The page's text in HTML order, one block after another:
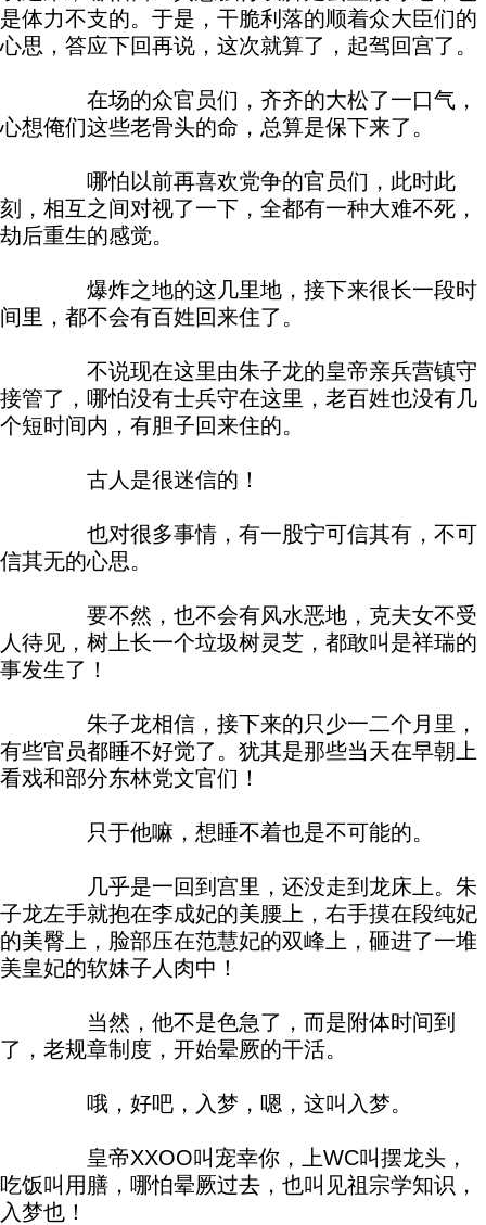
是体力不支的。于是，干脆利落的顺着众大臣们的
心思，答应下回再说，这次就算了，起驾回宫了。
在场的众官员们，齐齐的大松了一口气，
心想俺们这些老骨头的命，总算是保下来了。
哪怕以前再喜欢党争的官员们，此时此
刻，相互之间对视了一下，全都有一种大难不死，
劫后重生的感觉。
爆炸之地的这几里地，接下来很长一段时
间里，都不会有百姓回来住了。
不说现在这里由朱子龙的皇帝亲兵营镇守
接管了，哪怕没有士兵守在这里，老百姓也没有几
个短时间内，有胆子回来住的。
古人是很迷信的！
也对很多事情，有一股宁可信其有，不可
信其无的心思。
要不然，也不会有风水恶地，克夫女不受
人待见，树上长一个垃圾树灵芝，都敢叫是祥瑞的
事发生了！
朱子龙相信，接下来的只少一二个月里，
有些官员都睡不好觉了。犹其是那些当天在早朝上
看戏和部分东林党文官们！
只于他嘛，想睡不着也是不可能的。
几乎是一回到宫里，还没走到龙床上。朱
子龙左手就抱在李成妃的美腰上，右手摸在段纯妃
的美臀上，脸部压在范慧妃的双峰上，砸进了一堆
美皇妃的软妹子人肉中！
当然，他不是色急了，而是附体时间到
了，老规章制度，开始晕厥的干活。
哦，好吧，入梦，嗯，这叫入梦。
皇帝XXOO叫宠幸你，上WC叫摆龙头，
吃饭叫用膳，哪怕晕厥过去，也叫见祖宗学知识，
入梦也！